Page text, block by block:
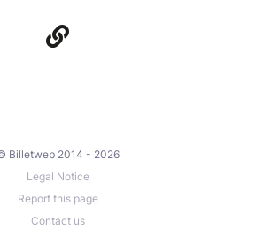
Billetweb 2014 - 2026
Legal Notice
Report this page
Contact us